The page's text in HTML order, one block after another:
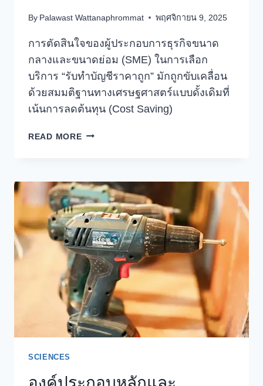
By Palawast Wattanaphrommat พฤศจิกายน 9, 2025
การตัดสินใจของผู้ประกอบการธุรกิจขนาด
กลางและขนาดย่อม (SME) ในการเลือก
บริการ “รับทำบัญชีราคาถูก” มักถูกขับเคลื่อน
ด้วยสมมติฐานทางเศรษฐศาสตร์แบบดั้งเดิมที่
เน้นการลดต้นทุน (Cost Saving)
READ MOREวิเคราะห์
ปริมาณ
ด้วย
ทฤษฎี
เกม
และ
MORAL
HAZARD
SCIENCES